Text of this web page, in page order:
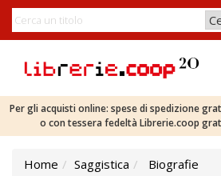
Per gli acquisti online: spese di spedizione
o con tessera fedeltà Librerie.coop
Home Saggistica
Biografie